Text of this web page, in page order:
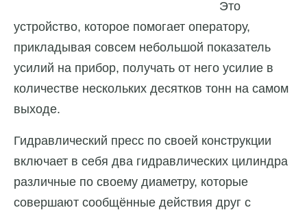
Это
устройство, которое помогает оператору,
прикладывая совсем небольшой показатель
усилий на прибор, получать от него усилие в
количестве нескольких десятков тонн на самом
выходе.
Гидравлический пресс по своей конструкции
включает в себя два гидравлических цилиндра
различные по своему диаметру, которые
совершают сообщённые действия друг с